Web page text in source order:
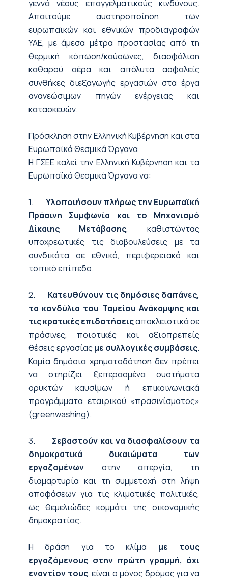
γεννά νέους επαγγελματικούς κινδύνους.
Απαιτούμε αυστηροποίηση των
ευρωπαϊκών και εθνικών προδιαγραφών
ΥΑΕ, με άμεσα μέτρα προστασίας από τη
θερμική κόπωση/καύσωνες, διασφάλιση
καθαρού αέρα και απόλυτα ασφαλείς
συνθήκες διεξαγωγής εργασιών στα έργα
ανανεώσιμων πηγών ενέργειας και
κατασκευών.
Πρόσκληση στην Ελληνική Κυβέρνηση και στα
Ευρωπαϊκά Θεσμικά Όργανα
Η ΓΣΕΕ καλεί την Ελληνική Κυβέρνηση και τα
Ευρωπαϊκά Θεσμικά Όργανα να:
1.Υλοποιήσουν πλήρως την Ευρωπαϊκή
Πράσινη Συμφωνία και το Μηχανισμό
Δίκαιης Μετάβασης, καθιστώντας
υποχρεωτικές τις διαβουλεύσεις με τα
συνδικάτα σε εθνικό, περιφερειακό και
τοπικό επίπεδο.
2. Κατευθύνουν τις δημόσιες δαπάνες,
τα κονδύλια του Ταμείου Ανάκαμψης και
τις κρατικές επιδοτήσειςαποκλειστικά σε
πράσινες, ποιοτικές και αξιοπρεπείς
θέσεις εργασίας με συλλογικές συμβάσεις.
Καμία δημόσια χρηματοδότηση δεν πρέπει
να στηρίζει ξεπερασμένα συστήματα
ορυκτών καυσίμων ή επικοινωνιακά
προγράμματα εταιρικού «πρασινίσματος»
(greenwashing).
3. Σεβαστούν και να διασφαλίσουν τα
δημοκρατικά δικαιώματα των
εργαζομένων στην απεργία, τη
διαμαρτυρία και τη συμμετοχή στη λήψη
αποφάσεων για τις κλιματικές πολιτικές,
ως θεμελιώδες κομμάτι της οικονομικής
δημοκρατίας.
Η δράση για το κλίμα με τους
εργαζόμενους στην πρώτη γραμμή, όχι
εναντίον τους, είναι ο μόνος δρόμος για να